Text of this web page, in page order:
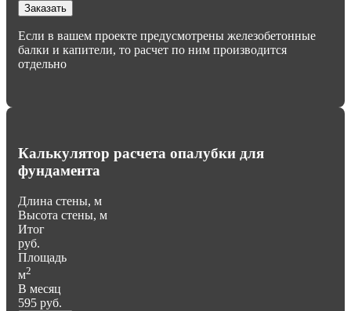
Заказать
Если в вашем проекте предусмотрены железобетонные
балки и капители, то расчет по ним производится
отдельно
Калькулятор расчета опалубки для
фундамента
Длина стены, м
Высота стены, м
Итог
руб.
Площадь
м2
В месяц
595 руб.